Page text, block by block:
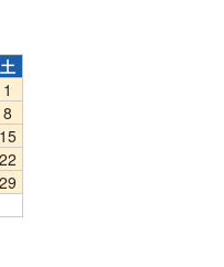
土
1
8
15
22
29